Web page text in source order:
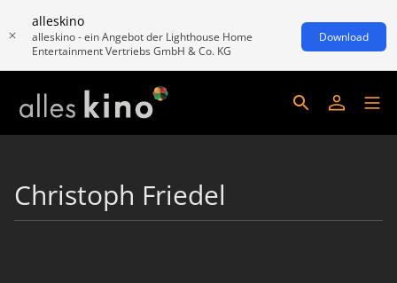
alleskino
alleskino - ein Angebot der Lighthouse Home
Entertainment Vertriebs GmbH & Co. KG
Download
Christoph Friedel